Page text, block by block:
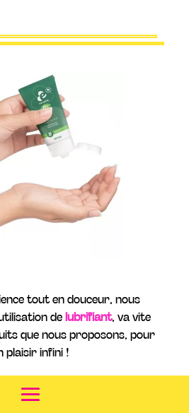
tout en douceur, nous
delubrifiant, va vite
que nous proposons, pour
plaisir infini !